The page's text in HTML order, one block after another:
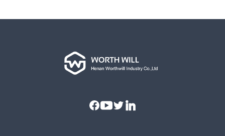
Facebook
Youtube
TwitterLinkedin